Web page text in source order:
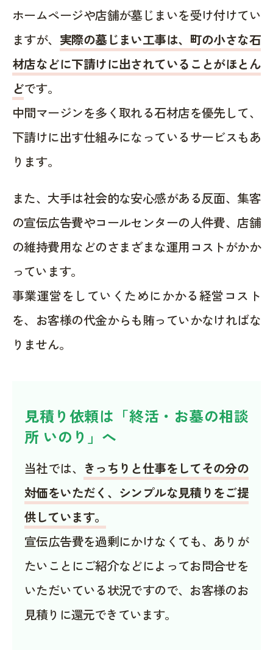
ホームページや店舗が墓じまいを受け付けてい
ますが、 実際の墓じまい工事は、町の小さな石
材店などに下請けに出されていることがほとん
どです。
中間マージンを多く取れる石材店を優先して、
下請けに出す仕組みになっているサービスもあ
ります。
また、大手は社会的な安心感がある反面、集客
の宣伝広告費やコールセンターの人件費、店舗
の維持費用などのさまざまな運用コストがかか
っています。
事業運営をしていくためにかかる経営コスト
を、お客様の代金からも賄っていかなければな
りません。
見積り依頼は「終活・お墓の相談
所 いのり」へ
当社では、 きっちりと仕事をしてその分の
対価をいただく、シンプルな見積りをご提
供しています。
宣伝広告費を過剰にかけなくても、ありが
たいことにご紹介などによってお問合せを
いただいている状況ですので、お客様のお
見積りに還元できています。